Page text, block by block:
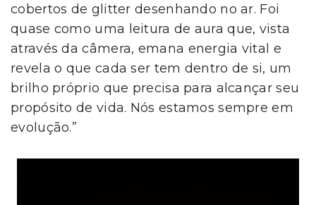
cobertos de glitter desenhando no ar. Foi
quase como uma leitura de aura que, vista
através da câmera, emana energia vital e
revela o que cada ser tem dentro de si, um
brilho próprio que precisa para alcançar seu
propósito de vida. Nós estamos sempre em
evolução.”